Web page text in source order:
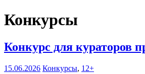
Конкурсы
Конкурс для кураторов
15.06.2026 Конкурсы, 12+